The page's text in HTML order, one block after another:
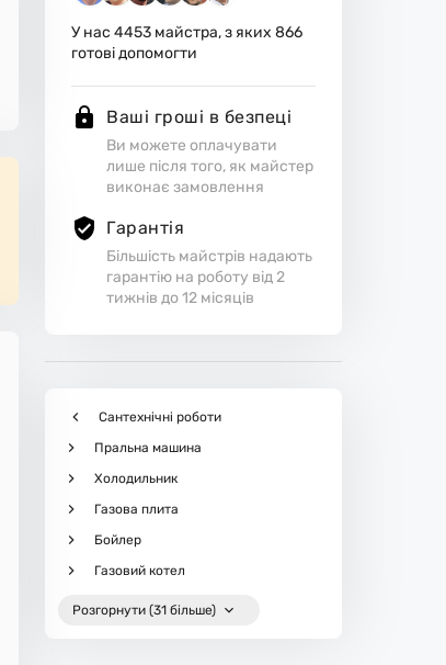
У нас4453 майстра, з яких866
готові допомогти
Ваші гроші в безпеці
Ви можете оплачувати
лише після того, як майстер
виконає замовлення
Гарантія
Більшість майстрів надають
гарантію на роботу від 2
тижнів до 12 місяців
Сантехнічні роботи
Пральна машина
Холодильник
Газова плита
Бойлер
Газовий котел
Розгорнути (31 більше)